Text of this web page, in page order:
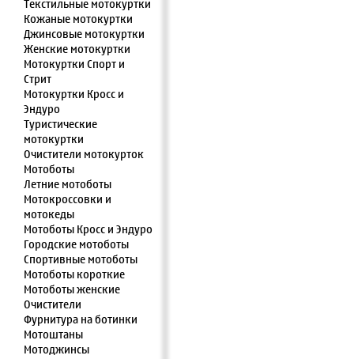
Текстильные мотокуртки
Кожаные мотокуртки
Джинсовые мотокуртки
Женские мотокуртки
Мотокуртки Спорт и
Стрит
Мотокуртки Кросс и
Эндуро
Туристические
мотокуртки
Очистители мотокурток
Мотоботы
Летние мотоботы
Мотокроссовки и
мотокеды
Мотоботы Кросс и Эндуро
Городские мотоботы
Спортивные мотоботы
Мотоботы короткие
Мотоботы женские
Очистители
Фурнитура на ботинки
Мотоштаны
Мотоджинсы